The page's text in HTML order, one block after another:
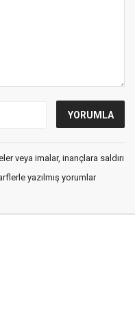
veya imalar, inançlara saldırı
yazılmış yorumlar